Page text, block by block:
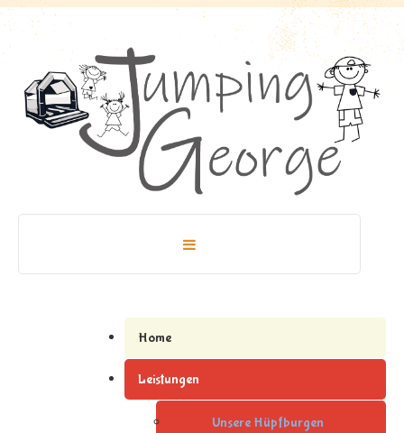
Home
Leistungen
Unsere Hüpfburgen